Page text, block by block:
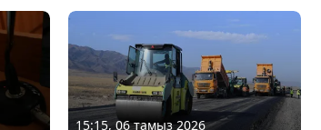
15:15, 06 тамыз 2026